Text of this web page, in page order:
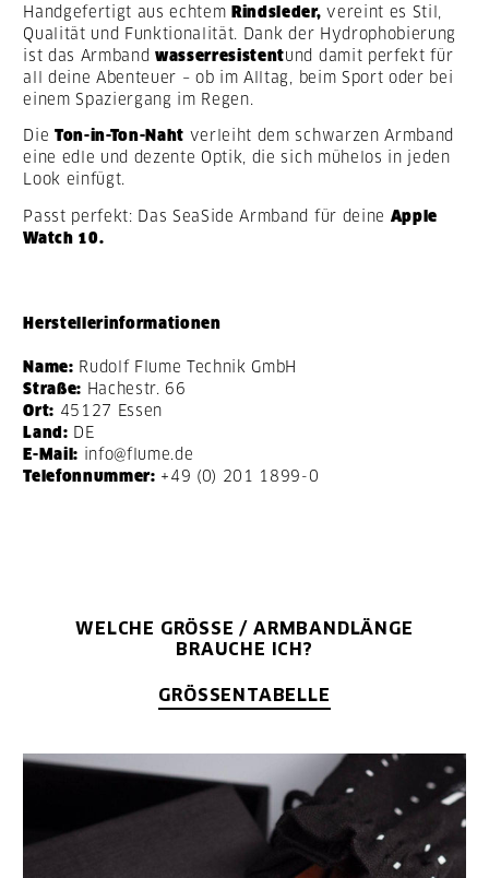
Handgefertigt aus echtem Rindsleder, vereint es Stil,
Qualität und Funktionalität. Dank der Hydrophobierung
ist das Armbandwasserresistentund damit perfekt für
all deine Abenteuer – ob im Alltag, beim Sport oder bei
einem Spaziergang im Regen.
Die Ton-in-Ton-Naht verleiht dem schwarzen Armband
eine edle und dezente Optik, die sich mühelos in jeden
Look einfügt.
Passt perfekt: Das SeaSide Armband für deine Apple
Watch 10.
Herstellerinformationen
Name: Rudolf Flume Technik GmbH
Straße: Hachestr. 66
Ort: 45127 Essen
Land: DE
E-Mail: info@flume.de
Telefonnummer: +49 (0) 201 1899-0
WELCHE GRÖSSE / ARMBANDLÄNGE B
RAUCHE ICH?
GRÖSSENTABELLE